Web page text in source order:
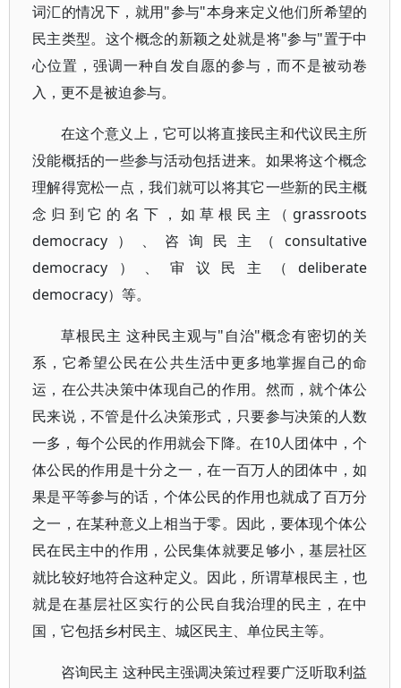
词汇的情况下，就用"参与"本身来定义他们所希望的
民主类型。这个概念的新颖之处就是将"参与"置于中
心位置，强调一种自发自愿的参与，而不是被动卷
入，更不是被迫参与。
在这个意义上，它可以将直接民主和代议民主所
没能概括的一些参与活动包括进来。如果将这个概念
理解得宽松一点，我们就可以将其它一些新的民主概
念归到它的名下，如草根民主（grassroots
democracy）、咨询民主（consultative
democracy）、审议民主（deliberate
democracy）等。
草根民主 这种民主观与"自治"概念有密切的关
系，它希望公民在公共生活中更多地掌握自己的命
运，在公共决策中体现自己的作用。然而，就个体公
民来说，不管是什么决策形式，只要参与决策的人数
一多，每个公民的作用就会下降。在10人团体中，个
体公民的作用是十分之一，在一百万人的团体中，如
果是平等参与的话，个体公民的作用也就成了百万分
之一，在某种意义上相当于零。因此，要体现个体公
民在民主中的作用，公民集体就要足够小，基层社区
就比较好地符合这种定义。因此，所谓草根民主，也
就是在基层社区实行的公民自我治理的民主，在中
国，它包括乡村民主、城区民主、单位民主等。
咨询民主 这种民主强调决策过程要广泛听取利益